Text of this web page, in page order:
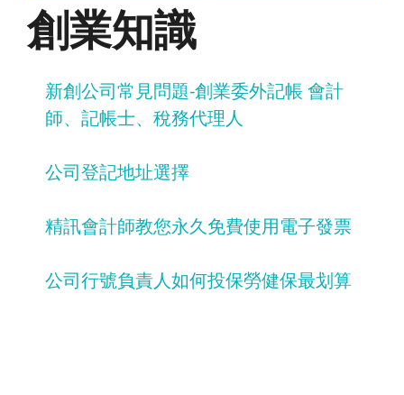
創業知識
新創公司常見問題-創業委外記帳 會計
師、記帳士、稅務代理人
公司登記地址選擇
精訊會計師教您永久免費使用電子發票
公司行號負責人如何投保勞健保最划算